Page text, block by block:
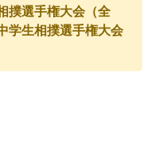
撲選手権大会（全
学生相撲選手権大会